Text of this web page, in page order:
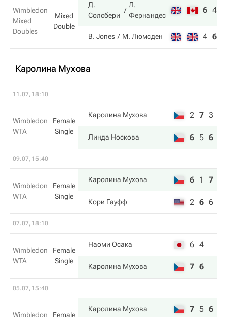
Wimbledon
Mixed
Doubles
Mixed
Double
Д.
Солсбери
Л.
Фернандес
6 4
B. Jones М. Люмсден 4 6
Каролина Мухова
11.07, 18:10
Wimbledon
WTA
Female
Single
Каролина Мухова 2 7 3
Линда Носкова 6 5 6
09.07, 15:40
Wimbledon
WTA
Female
Single
Каролина Мухова 6 1 7
Кори Гауфф 2 6 6
07.07, 18:10
Wimbledon
WTA
Female
Single
Наоми Осака 6 4
Каролина Мухова 7 6
05.07, 15:40
Wimbledon Female
Каролина Мухова 7 5 6